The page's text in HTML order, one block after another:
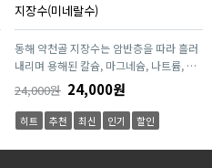
지장수(미네랄수)
동해 약천골 지장수는 암반층을 따라 흘러
내리며 용해된 칼슘, 마그네슘, 나트륨, 규
소 등의 미네랄이 풍부한 미네랄수 입니다
24,000원 24,000원
히트 추천 최신 인기 할인